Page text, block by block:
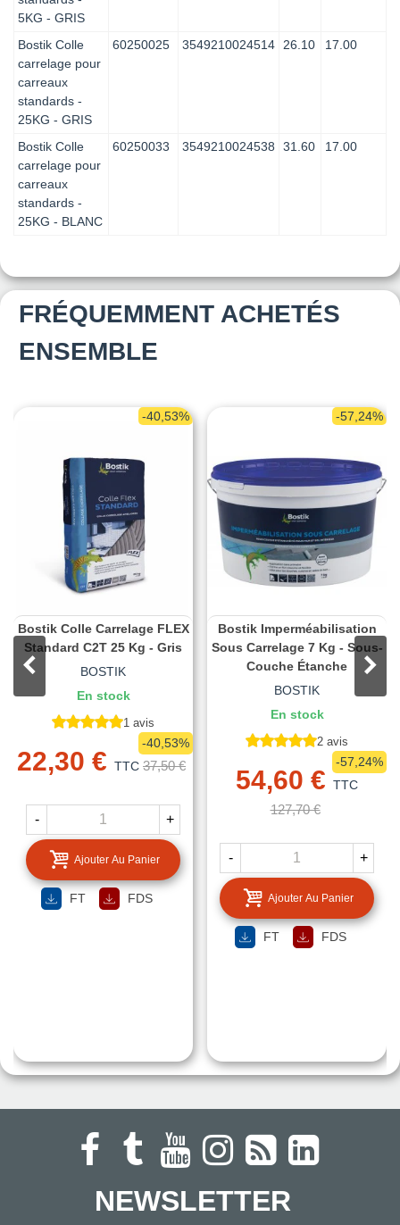
5KG - GRIS
Bostik Colle
carrelage pour
carreaux
standards -
25KG - GRIS
60250025 3549210024514 26.10 17.00
Bostik Colle
carrelage pour
carreaux
standards -
25KG - BLANC
60250033 3549210024538 31.60 17.00
FRÉQUEMMENT ACHETÉS
ENSEMBLE
-40,53%
Bostik Colle Carrelage FLEX
Standard C2T 25 Kg - Gris
BOSTIK
En stock
1 avis
22,30 € TTC 37,50 €
-40,53%
- +
Ajouter Au Panier
FT FDS
-57,24%
Bostik Imperméabilisation
Sous Carrelage 7 Kg - Sous-
Couche Étanche
BOSTIK
En stock
2 avis
54,60 € TTC
127,70 €
-57,24%
- +
Ajouter Au Panier
FT FDS
NEWSLETTER